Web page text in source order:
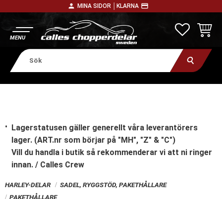
person MINA SIDOR │ KLARNA payment
Lagerstatusen gäller generellt våra leverantörers
lager. (ART.nr som börjar på "MH", "Z" & "C")
Vill du handla i butik så rekommenderar vi att ni ringer
innan. / Calles Crew
HARLEY-DELAR
SADEL, RYGGSTÖD, PAKETHÅLLARE
PAKETHÅLLARE